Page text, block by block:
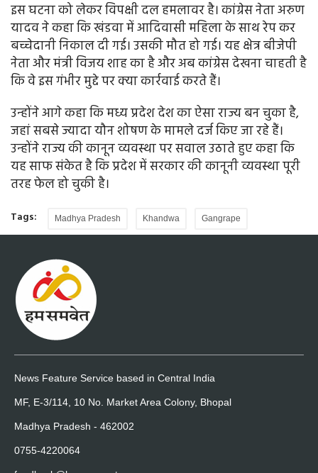
इस घटना को लेकर विपक्षी दल हमलावर है। कांग्रेस नेता अरुण
यादव ने कहा कि खंडवा में आदिवासी महिला के साथ रेप कर
बच्चेदानी निकाल दी गई। उसकी मौत हो गई। यह क्षेत्र बीजेपी
नेता और मंत्री विजय शाह का है और अब कांग्रेस देखना चाहती है
कि वे इस गंभीर मुद्दे पर क्या कार्रवाई करते हैं।
उन्होंने आगे कहा कि मध्य प्रदेश देश का ऐसा राज्य बन चुका है,
जहां सबसे ज्यादा यौन शोषण के मामले दर्ज किए जा रहे हैं।
उन्होंने राज्य की कानून व्यवस्था पर सवाल उठाते हुए कहा कि
यह साफ संकेत है कि प्रदेश में सरकार की कानूनी व्यवस्था पूरी
तरह फेल हो चुकी है।
Tags: Madhya Pradesh Khandwa Gangrape
News Feature Service based in Central India
MF, E-3/114, 10 No. Market Area Colony, Bhopal
Madhya Pradesh - 462002
0755-4220064